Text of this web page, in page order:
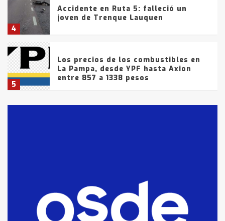
4
Accidente en Ruta 5: falleció un
joven de Trenque Lauquen
5
Los precios de los combustibles en
La Pampa, desde YPF hasta Axion
entre 857 a 1338 pesos
fueron detenidos por
comercialización de drogas en la
tarde del sábado